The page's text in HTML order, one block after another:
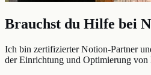
Brauchst du Hilfe bei
Ich bin zertifizierter Notion-Partner
der Einrichtung und Optimierung von